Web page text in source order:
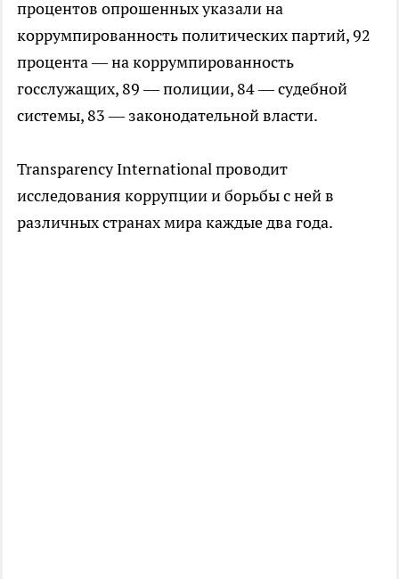
процентов опрошенных указали на
коррумпированность политических партий, 92
процента — на коррумпированность
госслужащих, 89 — полиции, 84 — судебной
системы, 83 — законодательной власти.
Transparency International проводит
исследования коррупции и борьбы с ней в
различных странах мира каждые два года.